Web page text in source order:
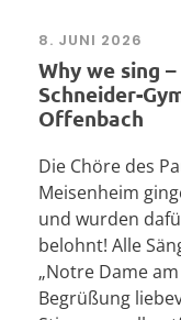
8. JUNI 2026
Why we sing
Schneider-
Offenbach
Die Chöre des
Meisenheim
und wurden
belohnt! Alle
„Notre Dame
Begrüßung